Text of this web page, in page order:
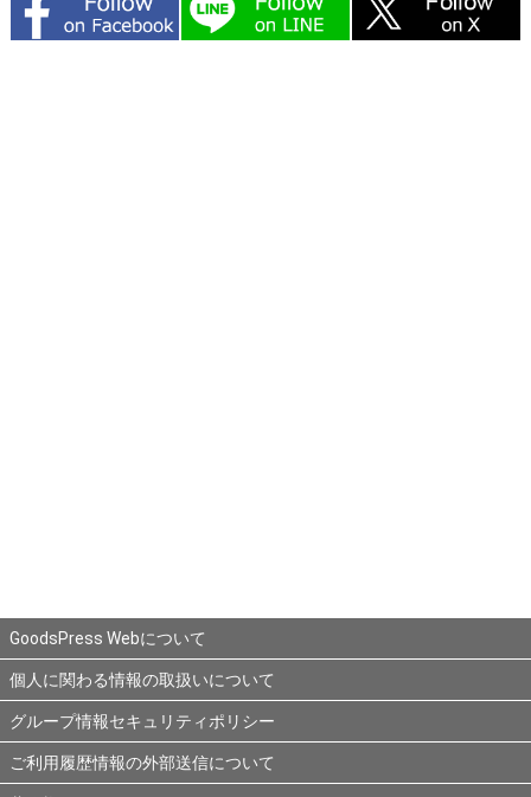
GoodsPress Webについて
個人に関わる情報の取扱いについて
グループ情報セキュリティポリシー
ご利用履歴情報の外部送信について